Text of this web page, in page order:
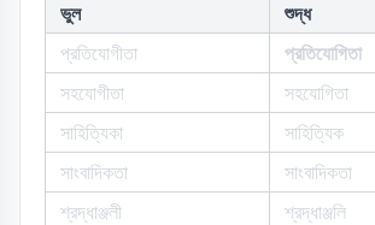
ভুল
শুদ্ধ
প্রতিযোগীতা
প্রতিযোগিতা
সহযোগীতা
সহযোগিতা
সাহিত্যিকা
সাহিত্যিক
সাংবাদিকতা
সাংবাদিকতা
শ্রদ্ধাঞ্জলী
শ্রদ্ধাঞ্জলি